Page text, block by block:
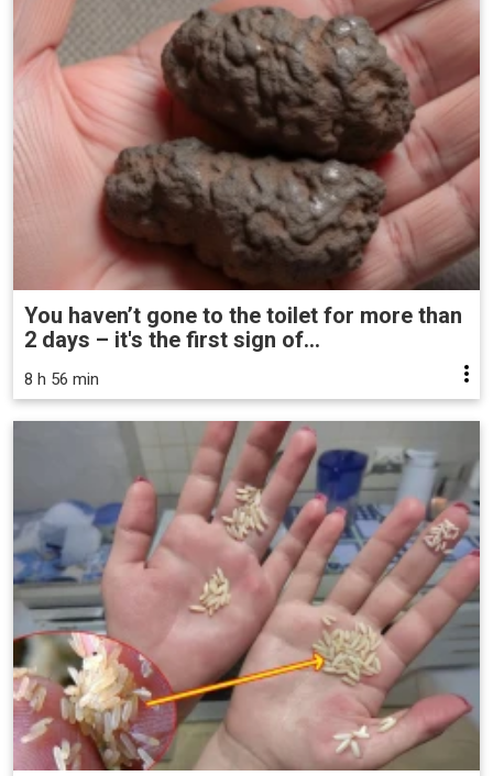
You haven’t gone to the toilet for more than
2 days – it's the first sign of...
8 h 56 min